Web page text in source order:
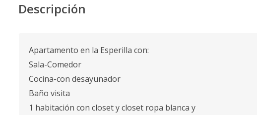
Descripción
Apartamento en la Esperilla con:
Sala-Comedor
Cocina-con desayunador
Baño visita
1 habitación con closet y closet ropa blanca y